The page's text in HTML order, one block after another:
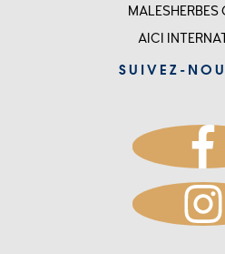
MALESHERBES
AICI
SUIVEZ-